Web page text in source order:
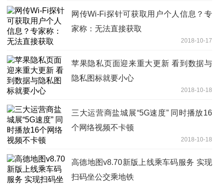
网传Wi-Fi探针可获取用户个人信息？专
家称：无法直接获取
2018-10-17
苹果隐私页面迎来重大更新 看到数据与
隐私图标就要小心
2018-10-18
三大运营商盐城展“5G速度” 同时播放16
个网络视频不卡顿
2018-10-18
高德地图v8.70新版上线乘车码服务 实现
扫码坐公交乘地铁